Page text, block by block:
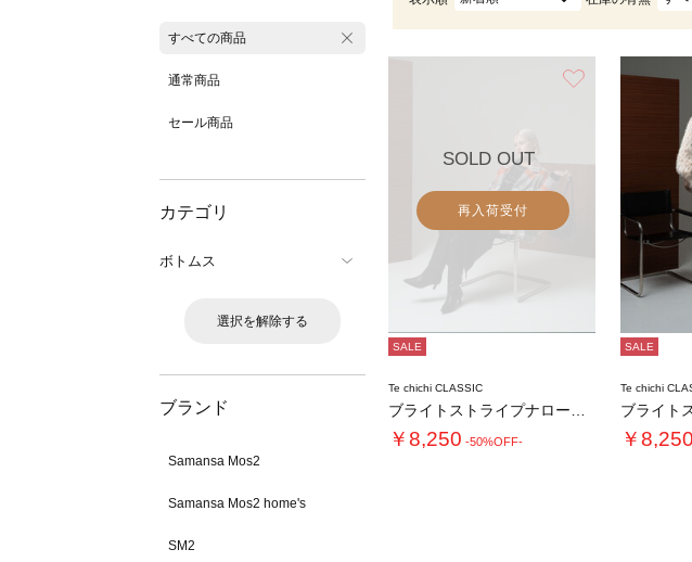
すべての商品
通常商品
セール商品
カテゴリ
ボトムス
選択を解除する
ブランド
Samansa Mos2
Samansa Mos2 home's
SM2
お気に入り
SOLD OUT
再入荷受付
SALE
Te chichi CLASSIC
￥8,250 -50%OFF-
SALE
Te chichi
￥8,250